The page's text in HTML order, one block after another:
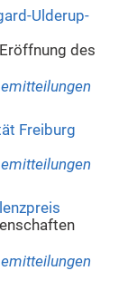
Ulderup-
des
Freiburg